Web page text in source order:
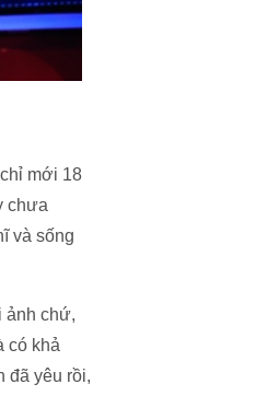
mới 18
chưa
và sống
ảnh chứ,
có khả
đã yêu rồi,